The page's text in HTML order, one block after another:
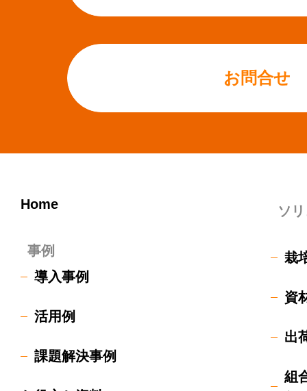
お問合せ
Home
事例
導入事例
活用例
課題解決事例
ソ
栽
資
出
組